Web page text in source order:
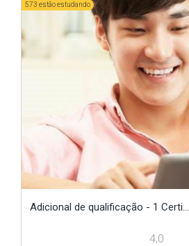
573 estão estudando
Adicional de qualificação - 1 Certi...
4,0